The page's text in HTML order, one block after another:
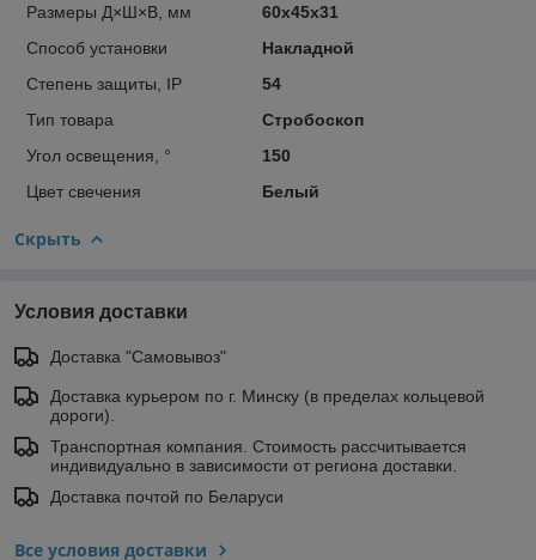
Размеры Д×Ш×В, мм
60х45x31
Способ установки
Накладной
Степень защиты, IP
54
Тип товара
Стробоскоп
Угол освещения, °
150
Цвет свечения
Белый
Скрыть
Условия доставки
Доставка "Самовывоз"
Доставка курьером по г. Минску (в пределах кольцевой
дороги).
Транспортная компания. Стоимость рассчитывается
индивидуально в зависимости от региона доставки.
Доставка почтой по Беларуси
Все условия доставки